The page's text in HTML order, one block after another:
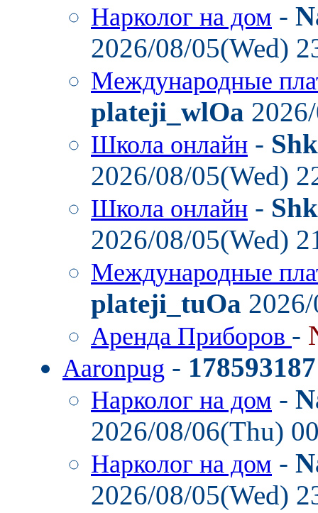
Нарколог на дом -
2026/08/05(Wed)
Международные
plateji_wlOa
Школа онлайн -
2026/08/05(Wed)
Школа онлайн -
2026/08/05(Wed)
Международные
plateji_tuOa
Аренда Приборов -
Aaronpug -
Нарколог на дом -
2026/08/06(Thu)
Нарколог на дом -
2026/08/05(Wed)